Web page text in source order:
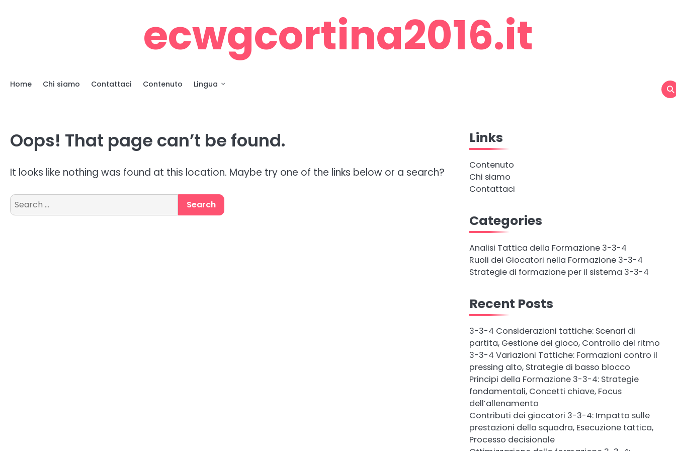
ecwgcortina2016.it
Home Chi siamo Contattaci Contenuto Lingua
Oops! That page can’t be found.
It looks like nothing was found at this location. Maybe try one of the links below or a search?
Search
for:
Links
Contenuto
Chi siamo
Contattaci
Categories
Analisi Tattica della Formazione 3-3-4
Ruoli dei Giocatori nella Formazione 3-3-4
Strategie di formazione per il sistema 3-3-4
Recent Posts
3-3-4 Considerazioni tattiche: Scenari di
partita, Gestione del gioco, Controllo del ritmo
3-3-4 Variazioni Tattiche: Formazioni contro il
pressing alto, Strategie di basso blocco
Principi della Formazione 3-3-4: Strategie
fondamentali, Concetti chiave, Focus
dell’allenamento
Contributi dei giocatori 3-3-4: Impatto sulle
prestazioni della squadra, Esecuzione tattica,
Processo decisionale